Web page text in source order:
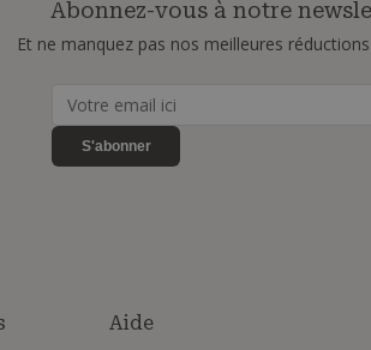
Abonnez-vous à notre
Et ne manquez pas nos meilleures
S'abonner
Aide